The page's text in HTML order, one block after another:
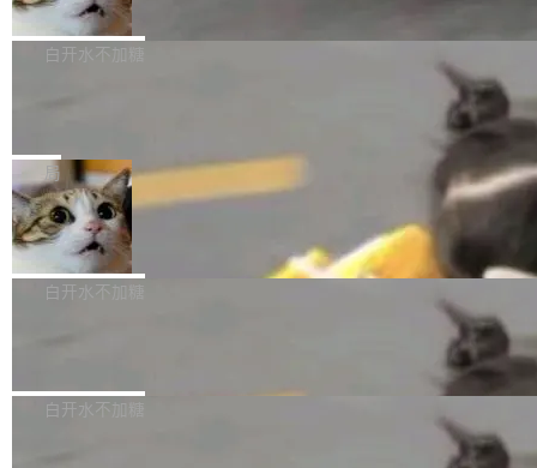
Z Flip8三款折叠屏新机均在7月22日发布，且全
部搭载骁龙8 Elite Gen5 for Galaxy，它们本该
眼的位置：「Software is made between com
mits」——软件是在 commit 之间写出来的。git
是把这段空隙补上。 回退到任何一次编辑：Delt
aDB 捕获 commit 之间的每一次操作，...
根据风险投资人Tomer Tunguz 博客（VC 分
析）披露的最新分析与第二季度业绩报告，Spac
微软同期总资本开支的四成。 与亚马逊、Alpha
bet、微软以及 Meta 等传统科技巨头相比，Spa
ceXAI的资金消耗速度尤为引人瞩目。然而，支
撑庞大支出的资金来源却呈现出截然不同的面
貌。数据显示，微软和 Meta 主要依托充沛的经
白开水不加糖
一个在终端里运行的编程 agent；Muse Spark
1.2，驱动这个 agent 的新模型。一句话概括：
你可以用 curl -fsSL https://dev.meta.ai/install.
sh | bash 安装一个能在大项目里自动规划、写
代码、验证结果的 AI 终端工具。 据介绍，Muse
个主 agent 循环，外加一组后台 agent。这些后
局
美团开源 LoHoSearch，用知识图谱校
准 AI 能力认知
机器出题的前提，是让机器拥有全局视野。整个
构建流程可以分为四个环节：建图 → 控制难度
白开水不加糖
库，并将作为transport接入Mooncake TENT。
白开水不加糖